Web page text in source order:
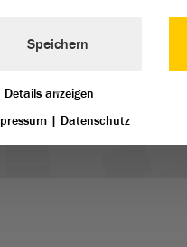
Köthen am 21. Juli 1850
Anhalt-Dessau-Köthen und
Speichern
Details anzeigen
| Datenschutz